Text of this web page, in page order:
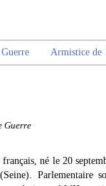
Armistice de
Guerre
né le 20
Parlementaire